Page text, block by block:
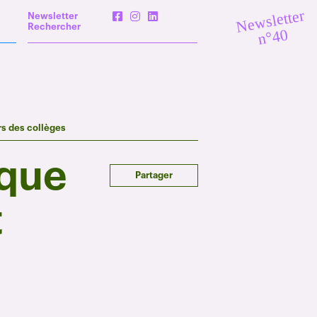
Newsletter
n°40
Newsletter
Rechercher
des collèges
Partager